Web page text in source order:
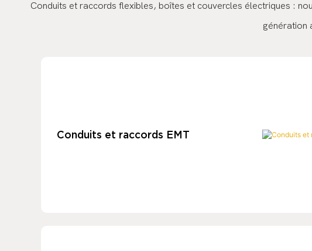
Conduits et raccords flexibles, boîtes et couvercles électriques :
génération
Conduits et raccords EMT